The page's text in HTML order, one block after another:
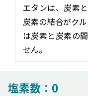
エタンは、炭素
炭素の結合がク
は炭素と炭素の
せん。
塩素数：0